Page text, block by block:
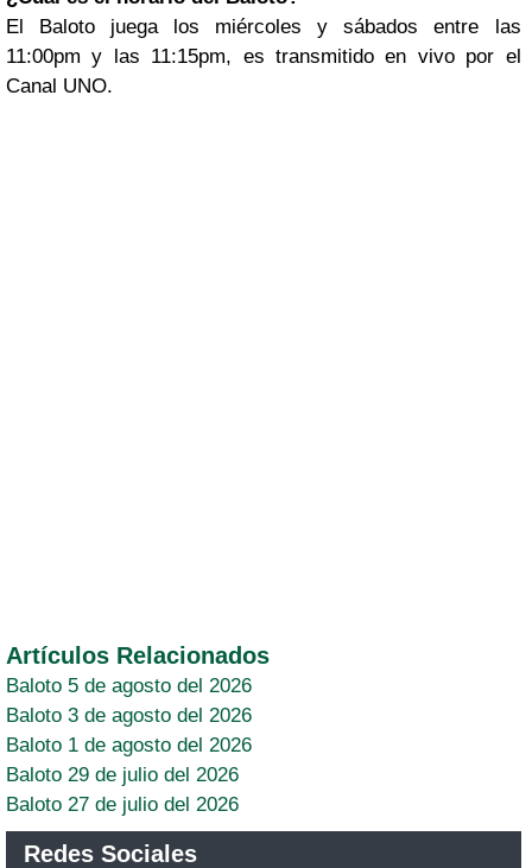
El Baloto juega los miércoles y sábados entre las
11:00pm y las 11:15pm, es transmitido en vivo por el
Canal UNO.
Artículos Relacionados
Baloto 5 de agosto del 2026
Baloto 3 de agosto del 2026
Baloto 1 de agosto del 2026
Baloto 29 de julio del 2026
Baloto 27 de julio del 2026
Redes Sociales